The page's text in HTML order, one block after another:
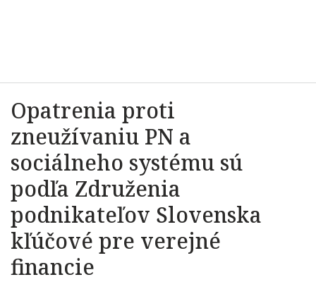
Opatrenia proti
zneužívaniu PN a
sociálneho systému sú
podľa Združenia
podnikateľov Slovenska
kľúčové pre verejné
financie